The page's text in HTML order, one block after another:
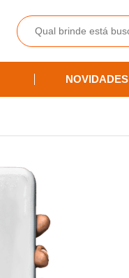
NOVIDADES